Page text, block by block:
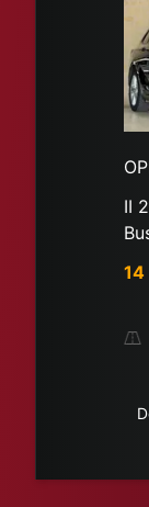
II